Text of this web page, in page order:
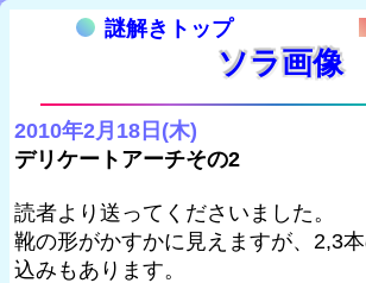
謎解きトップ
ソラ画像
2010年2月18日(木)
デリケートアーチその2
読者より送ってくださいました。
靴の形がかすかに見えますが、2,3
込みもあります。